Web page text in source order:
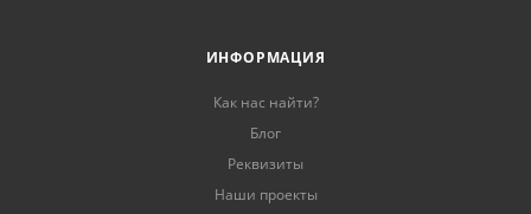
ИНФОРМАЦИЯ
Как нас найти?
Блог
Реквизиты
Наши проекты